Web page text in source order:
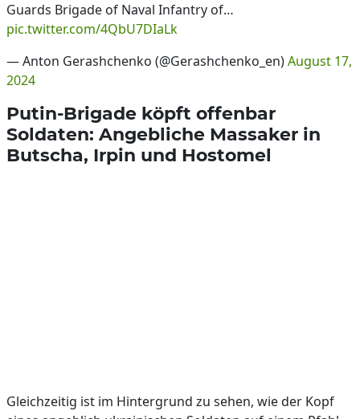
Guards Brigade of Naval Infantry of…
pic.twitter.com/4QbU7DIaLk
— Anton Gerashchenko (@Gerashchenko_en)August 17,
2024
Putin-Brigade köpft offenbar
Soldaten: Angebliche Massaker in
Butscha, Irpin und Hostomel
Gleichzeitig ist im Hintergrund zu sehen, wie der Kopf